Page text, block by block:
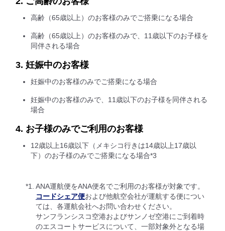
高齢（65歳以上）のお客様のみでご搭乗になる場合
高齢（65歳以上）のお客様のみで、11歳以下のお子様を
同伴される場合
3. 妊娠中のお客様
妊娠中のお客様のみでご搭乗になる場合
妊娠中のお客様のみで、11歳以下のお子様を同伴される
場合
4. お子様のみでご利用のお客様
12歳以上16歳以下（メキシコ行きは14歳以上17歳以
下）のお子様のみでご搭乗になる場合*3
*1.
ANA運航便をANA便名でご利用のお客様が対象です。
コードシェア便および他航空会社が運航する便につい
ては、各運航会社へお問い合わせください。
サンフランシスコ空港およびサンノゼ空港にご到着時
のエスコートサービスについて、一部対象外となる場